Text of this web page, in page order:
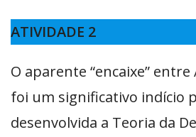
ATIVIDADE 2
O aparente “encaixe”
foi um significativo indício
desenvolvida a Teoria da